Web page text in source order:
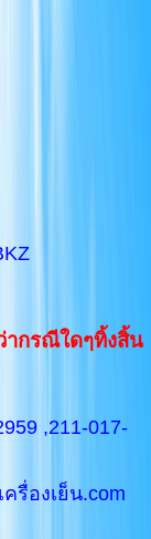
กรณีใดๆทิ้งสิ้น
,211-017-
รื่องเย็น.com